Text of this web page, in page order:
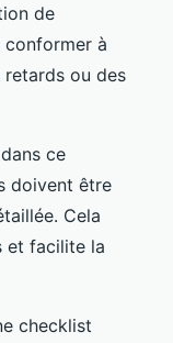
de
à
ou des
ce
doivent être
Cela
et facilite la
checklist